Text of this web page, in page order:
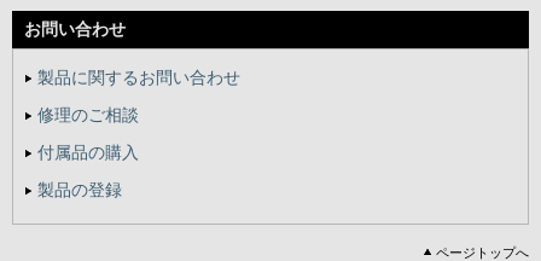
お問い合わせ
製品に関するお問い合わせ
修理のご相談
付属品の購入
製品の登録
ページトップへ